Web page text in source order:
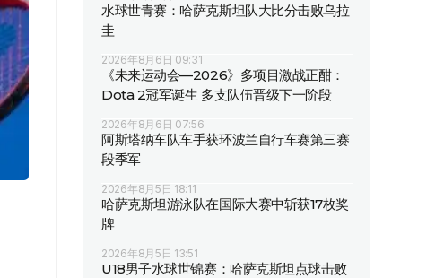
水球世青赛：哈萨克斯坦队大比分击败乌拉
圭
2026年8月6日 09:31
《未来运动会—2026》多项目激战正酣：
Dota 2冠军诞生 多支队伍晋级下一阶段
2026年8月6日 07:56
阿斯塔纳车队车手获环波兰自行车赛第三赛
段季军
2026年8月5日 18:11
哈萨克斯坦游泳队在国际大赛中斩获17枚奖
牌
2026年8月5日 13:51
U18男子水球世锦赛：哈萨克斯坦点球击败